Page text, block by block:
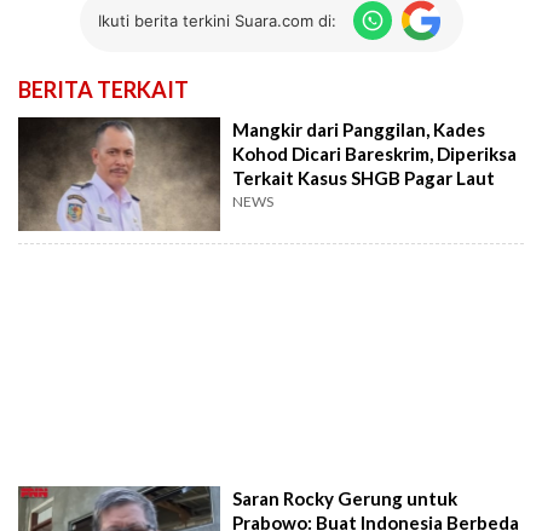
Ikuti berita terkini Suara.com di:
BERITA TERKAIT
Mangkir dari Panggilan, Kades
Kohod Dicari Bareskrim, Diperiksa
Terkait Kasus SHGB Pagar Laut
NEWS
Saran Rocky Gerung untuk
Prabowo: Buat Indonesia Berbeda